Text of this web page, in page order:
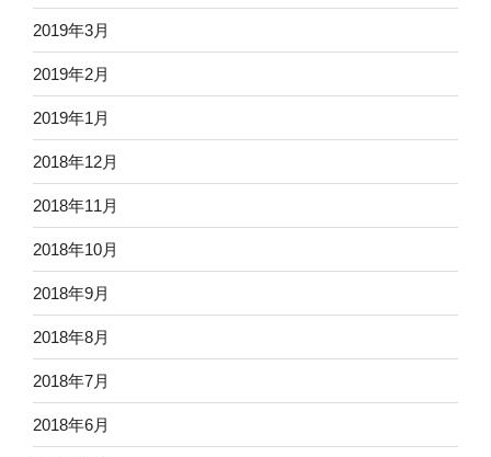
2019年3月
2019年2月
2019年1月
2018年12月
2018年11月
2018年10月
2018年9月
2018年8月
2018年7月
2018年6月